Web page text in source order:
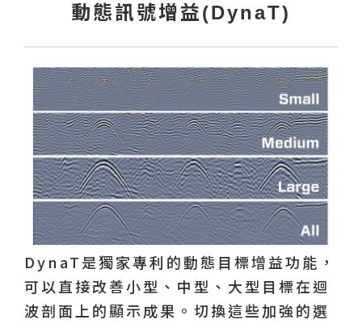
動態訊號增益(DynaT)
DynaT是獨家專利的動態目標增益功能，
可以直接改善小型、中型、大型目標在迴
波剖面上的顯示成果。切換這些加強的選